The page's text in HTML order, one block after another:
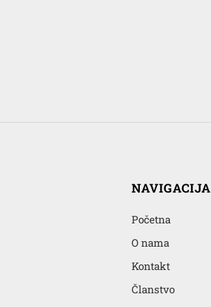
NAVIGACIJA
Početna
O nama
Kontakt
Članstvo